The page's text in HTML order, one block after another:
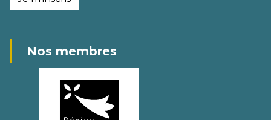
Nos membres